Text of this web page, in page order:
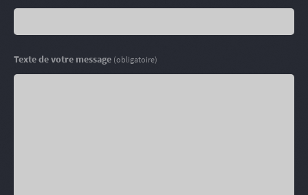
Texte de votre message (obligatoire)